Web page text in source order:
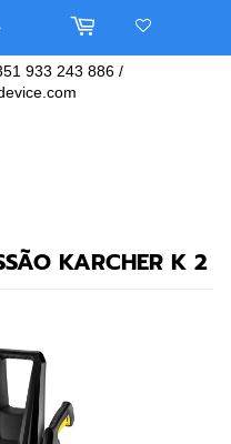
933 243 886 /
KARCHER K 2